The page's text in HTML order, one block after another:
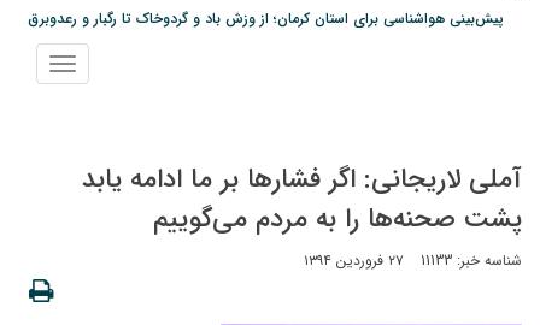
پیش‌بینی هواشناسی برای استان کرمان؛ از وزش باد و گردوخاک تا رگبار و رعدوبرق
نمایش
منو
آملی لاریجانی: اگر فشارها بر ما ادامه یابد
پشت‌ صحنه‌ها را به‌ مردم می‌گوییم
شناسه خبر: 11133 ۲۷ فروردین ۱۳۹۴